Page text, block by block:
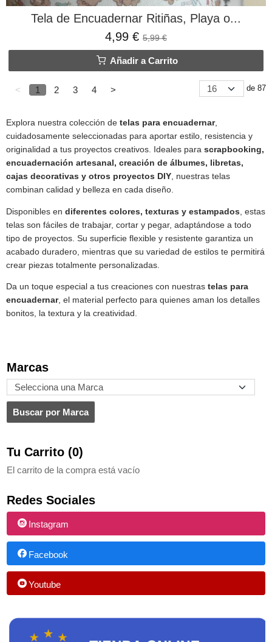
Marcas
Tu Carrito (0)
El carrito de la compra está vacío
Redes Sociales
Instagram
Facebook
Youtube
Tela de Encuadernar Ritiñas, Playa o...
4,99 € 5,99 €
Añadir a Carrito
< 1 2 3 4 > de 87
Explora nuestra colección de telas para encuadernar,
cuidadosamente seleccionadas para aportar estilo, resistencia y
originalidad a tus proyectos creativos. Ideales para scrapbooking,
encuadernación artesanal, creación de álbumes, libretas,
cajas decorativas y otros proyectos DIY, nuestras telas
combinan calidad y belleza en cada diseño.
Disponibles en diferentes colores, texturas y estampados , estas
telas son fáciles de trabajar, cortar y pegar, adaptándose a todo
tipo de proyectos. Su superficie flexible y resistente garantiza un
acabado duradero, mientras que su variedad de estilos te permitirá
crear piezas totalmente personalizadas.
Da un toque especial a tus creaciones con nuestras telas para
encuadernar, el material perfecto para quienes aman los detalles
bonitos, la textura y la creatividad.